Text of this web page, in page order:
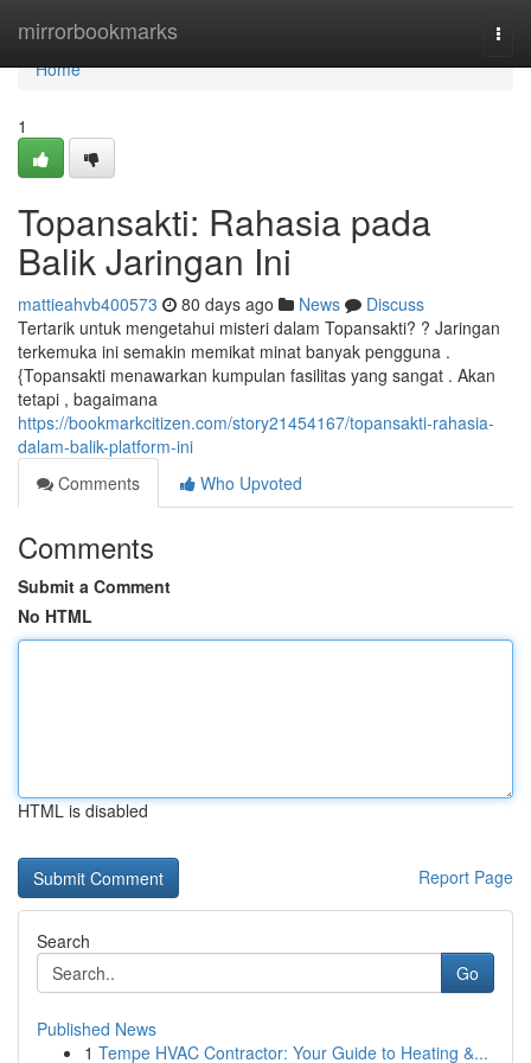
mirrorbookmarks
Home
Home
1
Topansakti: Rahasia pada
Balik Jaringan Ini
mattieahvb400573 80 days ago News
Discuss
Tertarik untuk mengetahui misteri dalam Topansakti? ? Jaringan
terkemuka ini semakin memikat minat banyak pengguna .
{Topansakti menawarkan kumpulan fasilitas yang sangat . Akan
tetapi , bagaimana
https://bookmarkcitizen.com/story21454167/topansakti-rahasia-
dalam-balik-platform-ini
Comments
Who Upvoted
Comments
Submit a Comment
No HTML
HTML is disabled
Report Page
Search
Go
Published News
1 Tempe HVAC Contractor: Your Guide to Heating &...